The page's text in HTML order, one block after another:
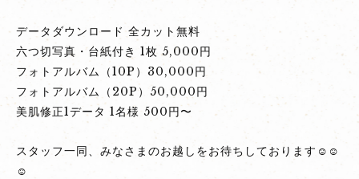
データダウンロード 全カット無料
六つ切写真・台紙付き 1枚 5,000円
フォトアルバム（10P）30,000円
フォトアルバム（20P）50,000円
美肌修正1データ 1名様 500円〜
スタッフ一同、みなさまのお越しをお待ちしております☺☺
☺